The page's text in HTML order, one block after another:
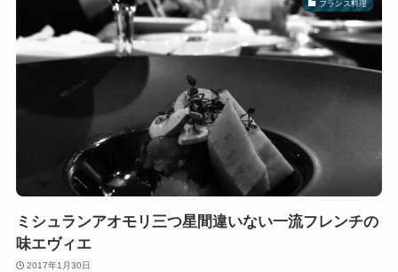
フランス料理
ミシュランアオモリ三つ星間違いない一流フレンチの
味エヴィエ
2017年1月30日